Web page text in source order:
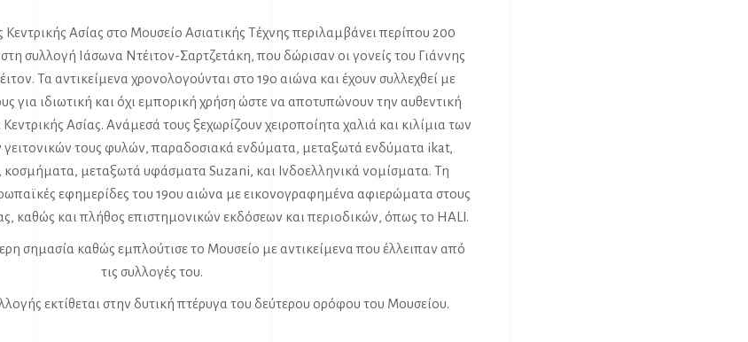
Ασίας στο Μουσείο Ασιατικής Τέχνης περιλαμβάνει περίπου 200
συλλογή Ιάσωνα Ντέιτον-Σαρτζετάκη, που δώρισαν οι γονείς του Γιάννης
Τα αντικείμενα χρονολογούνται στο 19ο αιώνα και έχουν συλλεχθεί με
για ιδιωτική και όχι εμπορική χρήση ώστε να αποτυπώνουν την αυθεντική
Ασίας. Ανάμεσά τους ξεχωρίζουν χειροποίητα χαλιά και κιλίμια των
τους φυλών, παραδοσιακά ενδύματα, μεταξωτά ενδύματα ikat,
κοσμήματα, μεταξωτά υφάσματα Suzani, και Ινδοελληνικά νομίσματα. Τη
εφημερίδες του 19ου αιώνα με εικονογραφημένα αφιερώματα στους
καθώς και πλήθος επιστημονικών εκδόσεων και περιοδικών, όπως το HALI.
σημασία καθώς εμπλούτισε το Μουσείο με αντικείμενα που έλλειπαν από
τις συλλογές του.
εκτίθεται στην δυτική πτέρυγα του δεύτερου ορόφου του Μουσείου.